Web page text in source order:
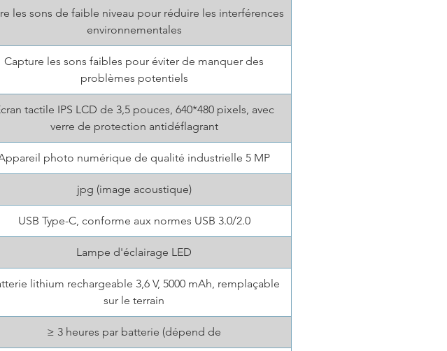
les sons de faible niveau pour réduire les interférences
environnementales
Capture les sons faibles pour éviter de manquer des
problèmes potentiels
tactile IPS LCD de 3,5 pouces, 640*480 pixels, avec
verre de protection antidéflagrant
photo numérique de qualité industrielle 5 MP
jpg (image acoustique)
USB Type-C, conforme aux normes USB 3.0/2.0
Lampe d'éclairage LED
lithium rechargeable 3,6 V, 5000 mAh, remplaçable
sur le terrain
≥ 3 heures par batterie (dépend de